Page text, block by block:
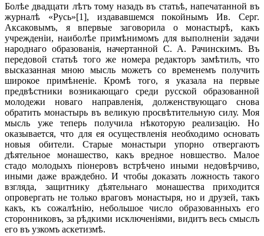
Болѣе двадцати лѣтъ тому назадъ въ статьѣ, напечатанной въ
журналѣ «Русь»[1], издававшемся покойнымъ Ив. Серг.
Аксаковымъ, я впервые заговорила о монастырѣ, какъ
учрежденіи, наиболѣе примѣнимомъ для выполненіи задачи
народнаго образованія, начертанной С. А. Рачинскимъ. Въ
передовой статьѣ того же номера редакторъ замѣтилъ, что
высказанная мною мысль можетъ со временемъ получить
широкое примѣненіе. Кромѣ того, я указала на первые
предвѣстники возникающаго среди русской образованной
молодежи новаго направленія, долженствующаго снова
обратить монастырь въ великую просвѣтительную силу. Моя
мысль уже теперь получила нѣкоторую реализацію. Но
оказывается, что для ея осуществленія необходимо основать
новыя обители. Старые монастыри упорно отвергаютъ
дѣятельное монашество, какъ вредное новшество. Малое
стадо молодыхъ піонеровъ встрѣчено иными недовѣрчиво,
иными даже враждебно. И чтобы доказать ложность такого
взгляда, защитнику дѣятельнаго монашества приходится
опровергать не только враговъ монастыря, но и друзей, такъ
какъ, къ сожалѣнію, небольшое число образованныхъ его
сторонниковъ, за рѣдкими исключеніями, видитъ весь смыслъ
его въ узкомъ аскетизмѣ.